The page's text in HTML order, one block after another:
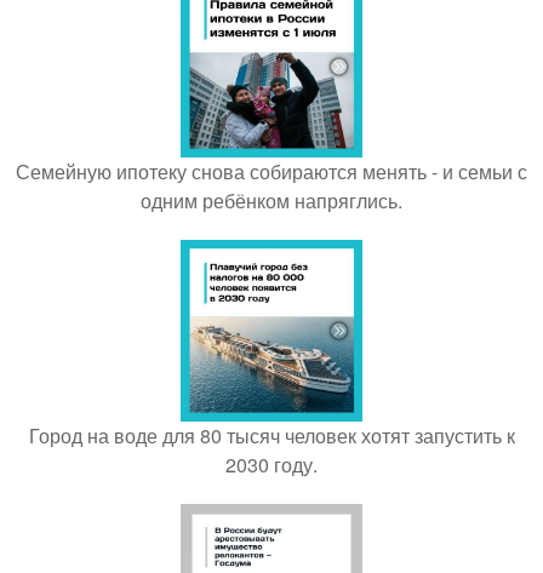
Семейную ипотеку снова собираются менять - и семьи с
одним ребёнком напряглись.
Город на воде для 80 тысяч человек хотят запустить к
2030 году.